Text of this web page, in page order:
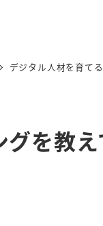
デジタル人材を育てる
を教